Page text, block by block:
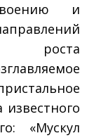
и
роста
«Мускул